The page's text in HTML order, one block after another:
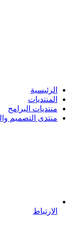
الرئيسية
المنتديات
منتديات البرامج
منتدى التصميم
الارتباط